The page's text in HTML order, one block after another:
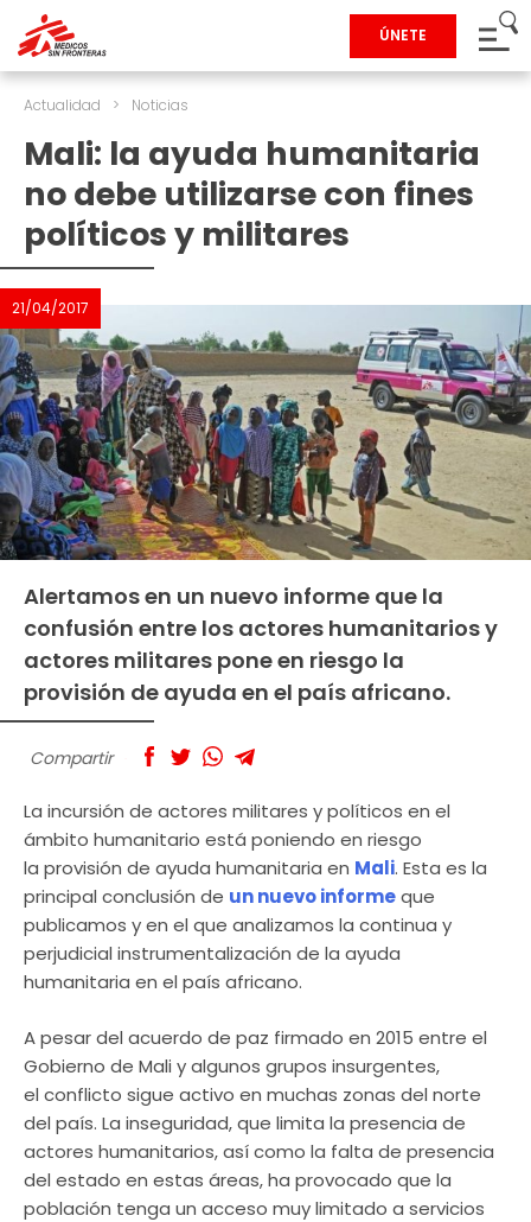
ÚNETE
Actualidad > Noticias
Mali: la ayuda humanitaria
no debe utilizarse con fines
políticos y militares
21/04/2017
Alertamos en un nuevo informe que la
confusión entre los actores humanitarios y
actores militares pone en riesgo la
provisión de ayuda en el país africano.
Compartir
La incursión de actores militares y políticos en el
ámbito humanitario está poniendo en riesgo
la provisión de ayuda humanitaria en Mali. Esta es la
principal conclusión de un nuevo informeque
publicamos y en el que analizamos la continua y
perjudicial instrumentalización de la ayuda
humanitaria en el país africano.
A pesar del acuerdo de paz firmado en 2015 entre el
Gobierno de Mali y algunos grupos insurgentes,
el conflicto sigue activo en muchas zonas del norte
del país. La inseguridad, que limita la presencia de
actores humanitarios, así como la falta de presencia
del estado en estas áreas, ha provocado que la
población tenga un acceso muy limitado a servicios